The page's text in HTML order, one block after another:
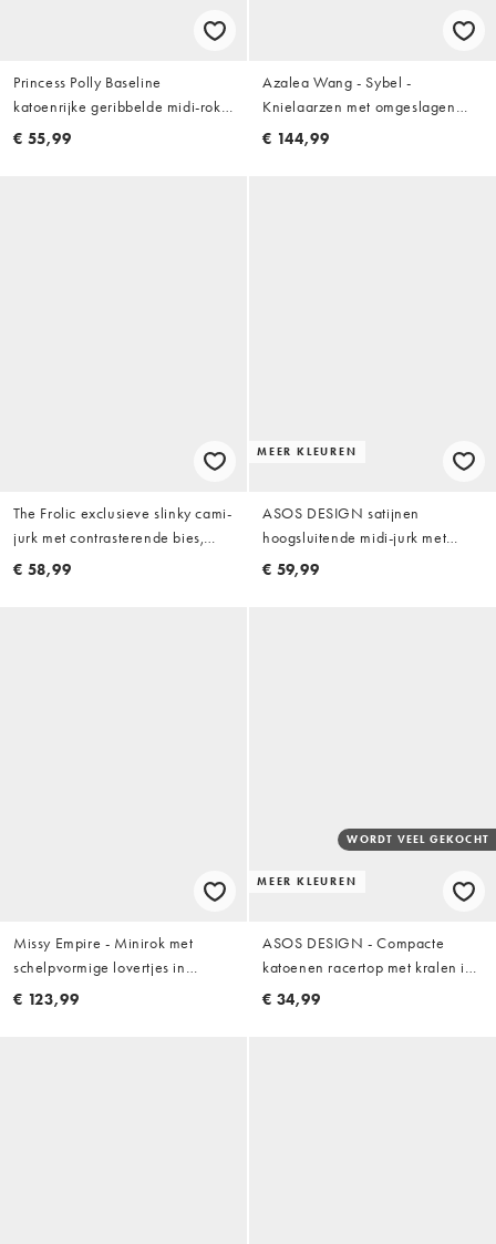
Princess Polly Baseline
katoenrijke geribbelde midi-rok
in zwart
€ 55,99
Azalea Wang - Sybel -
Knielaarzen met omgeslagen
rand en studs in zwart
€ 144,99
The Frolic exclusieve slinky cami-
jurk met contrasterende bies,
ruche en asymmetrische zoom in
€ 58,99
MEER KLEUREN
ASOS DESIGN satijnen
hoogsluitende midi-jurk met
geplooid lijfje in kobaltblauw
€ 59,99
Missy Empire - Minirok met
schelpvormige lovertjes in
turquoise
€ 123,99
MEER KLEUREN
WORDT VEEL GEKOCHT
ASOS DESIGN - Compacte
katoenen racertop met kralen in
chocoladebruin
€ 34,99